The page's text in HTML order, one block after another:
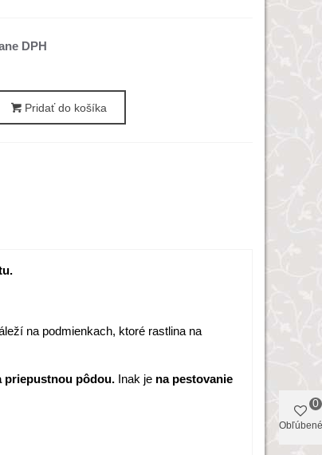
Pridať do košíka
na podmienkach, ktoré rastlina na
priepustnou pôdou. Inak je na pestovanie
Obľúbené
0